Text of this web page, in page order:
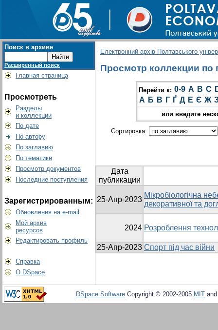
Поиск в архиве
Расширенный поиск
Главная страница
Просмотреть
Разделы
и коллекции
По дате
По автору
По заглавию
По тематике
Просмотр документов
Последние поступления
Зарегистрированным:
Обновления на e-mail
Мой архив
ресурсов
Редактировать профиль
Справка
О DSpace
Електронний архів Полтавського
Просмотр коллекции по
Перейти к: 0-9 A B C
А Б В Г Ґ Д Е Є Ж
или введите
Сортировка:
Дата
публикации
25-Апр-2023
Мікробіологічна
декоративної та
2024 Розроблення
25-Апр-2023 Спорт під час війни
DSpace Software Copyright © 2002-2005 MIT